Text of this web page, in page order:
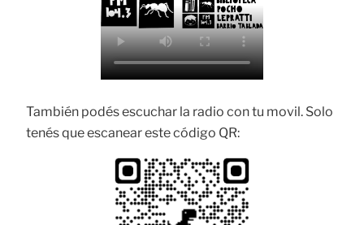
También podés escuchar la radio con tu movil. Solo
tenés que escanear este código QR: